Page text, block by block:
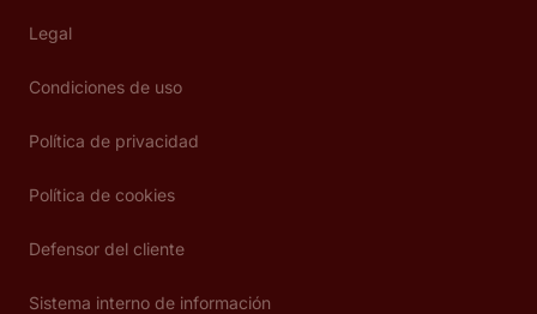
Legal
Condiciones de uso
Política de privacidad
Política de cookies
Defensor del cliente
Sistema interno de información